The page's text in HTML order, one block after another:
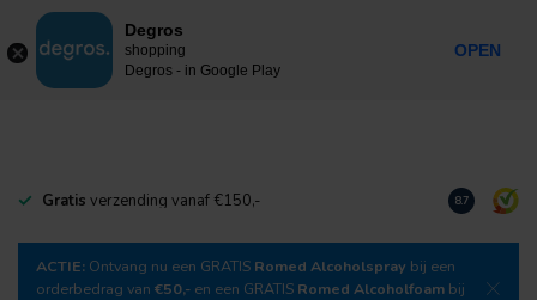
MENU
Gratis verzending vanaf €150,- Download
8.7
ACTIE: Ontvang nu een GRATIS Romed Alcoholspray bij een
orderbedrag van €50,- en een GRATIS Romed Alcoholfoam bij
Degros
shopping
Degros - in Google Play
OPEN